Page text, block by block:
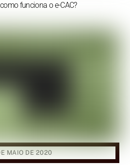
funciona o e-CAC?
MAIO DE 2020